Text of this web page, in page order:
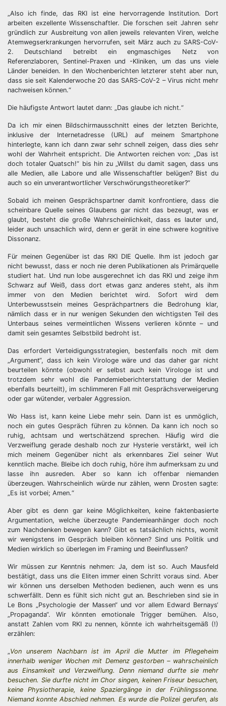
„Also ich finde, das RKI ist eine hervorragende Institution. Dort
arbeiten exzellente Wissenschaftler. Die forschen seit Jahren sehr
gründlich zur Ausbreitung von allen jeweils relevanten Viren, welche
Atemwegserkrankungen hervorrufen, seit März auch zu SARS-CoV-
2. Deutschland betreibt ein engmaschiges Netz von
Referenzlaboren, Sentinel-Praxen und -Kliniken, um das uns viele
Länder beneiden. In den Wochenberichten letzterer steht aber nun,
dass sie seit Kalenderwoche 20 das SARS-CoV-2 – Virus nicht mehr
nachweisen können.“
Die häufigste Antwort lautet dann: „Das glaube ich nicht.“
Da ich mir einen Bildschirmausschnitt eines der letzten Berichte,
inklusive der Internetadresse (URL) auf meinem Smartphone
hinterlegte, kann ich dann zwar sehr schnell zeigen, dass dies sehr
wohl der Wahrheit entspricht. Die Antworten reichen von: „Das ist
doch totaler Quatsch!“ bis hin zu „Willst du damit sagen, dass uns
alle Medien, alle Labore und alle Wissenschaftler belügen? Bist du
auch so ein unverantwortlicher Verschwörungstheoretiker?“
Sobald ich meinen Gesprächspartner damit konfrontiere, dass die
scheinbare Quelle seines Glaubens gar nicht das bezeugt, was er
glaubt, besteht die große Wahrscheinlichkeit, dass es lauter und,
leider auch unsachlich wird, denn er gerät in eine schwere kognitive
Dissonanz.
Für meinen Gegenüber ist das RKI DIE Quelle. Ihm ist jedoch gar
nicht bewusst, dass er noch nie deren Publikationen als Primärquelle
studiert hat. Und nun lobe ausgerechnet ich das RKI und zeige ihm
Schwarz auf Weiß, dass dort etwas ganz anderes steht, als ihm
immer von den Medien berichtet wird. Sofort wird dem
Unterbewusstsein meines Gesprächpartners die Bedrohung klar,
nämlich dass er in nur wenigen Sekunden den wichtigsten Teil des
Unterbaus seines vermeintlichen Wissens verlieren könnte – und
damit sein gesamtes Selbstbild bedroht ist.
Das erfordert Verteidigungsstrategien, bestenfalls noch mit dem
„Argument“, dass ich kein Virologe wäre und das daher gar nicht
beurteilen könnte (obwohl er selbst auch kein Virologe ist und
trotzdem sehr wohl die Pandemieberichterstattung der Medien
ebenfalls beurteilt), im schlimmeren Fall mit Gesprächsverweigerung
oder gar wütender, verbaler Aggression.
Wo Hass ist, kann keine Liebe mehr sein. Dann ist es unmöglich,
noch ein gutes Gespräch führen zu können. Da kann ich noch so
ruhig, achtsam und wertschätzend sprechen. Häufig wird die
Verzweiflung gerade deshalb noch zur Hysterie verstärkt, weil ich
mich meinem Gegenüber nicht als erkennbares Ziel seiner Wut
kenntlich mache. Bleibe ich doch ruhig, höre ihm aufmerksam zu und
lasse ihn ausreden. Aber so kann ich offenbar niemanden
überzeugen. Wahrscheinlich würde nur zählen, wenn Drosten sagte:
„Es ist vorbei; Amen.“
Aber gibt es denn gar keine Möglichkeiten, keine faktenbasierte
Argumentation, welche überzeugte Pandemieanhänger doch noch
zum Nachdenken bewegen kann? Gibt es tatsächlich nichts, womit
wir wenigstens im Gespräch bleiben können? Sind uns Politik und
Medien wirklich so überlegen im Framing und Beeinflussen?
Wir müssen zur Kenntnis nehmen: Ja, dem ist so. Auch Mausfeld
bestätigt, dass uns die Eliten immer einen Schritt voraus sind. Aber
wir können uns derselben Methoden bedienen, auch wenn es uns
schwerfällt. Denn es fühlt sich nicht gut an. Beschrieben sind sie in
Le Bons „Psychologie der Massen“ und vor allem Edward Bernays‘
„Propaganda“. Wir könnten emotionale Trigger bemühen. Also,
anstatt Zahlen vom RKI zu nennen, könnte ich wahrheitsgemäß (!)
erzählen:
„Von unserem Nachbarn ist im April die Mutter im Pflegeheim
innerhalb weniger Wochen mit Demenz gestorben – wahrscheinlich
aus Einsamkeit und Verzweiflung. Denn niemand durfte sie mehr
besuchen. Sie durfte nicht im Chor singen, keinen Friseur besuchen,
keine Physiotherapie, keine Spaziergänge in der Frühlingssonne.
Niemand konnte Abschied nehmen. Es wurde die Polizei gerufen, als